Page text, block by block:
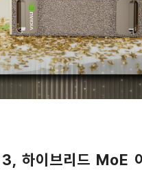
하이브리드 MoE